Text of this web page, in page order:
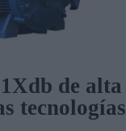
de alta
tecnologías